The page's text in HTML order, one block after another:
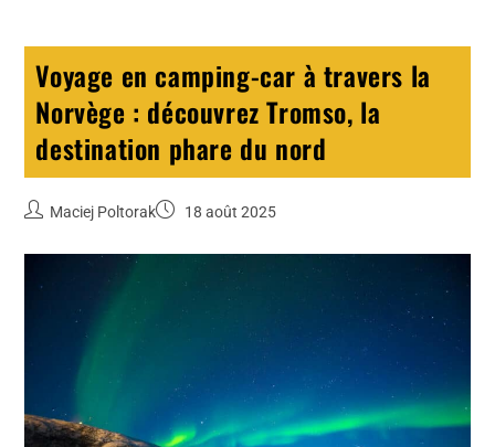
Voyage en camping-car à travers la
Norvège : découvrez Tromso, la
destination phare du nord
Maciej Poltorak 18 août 2025